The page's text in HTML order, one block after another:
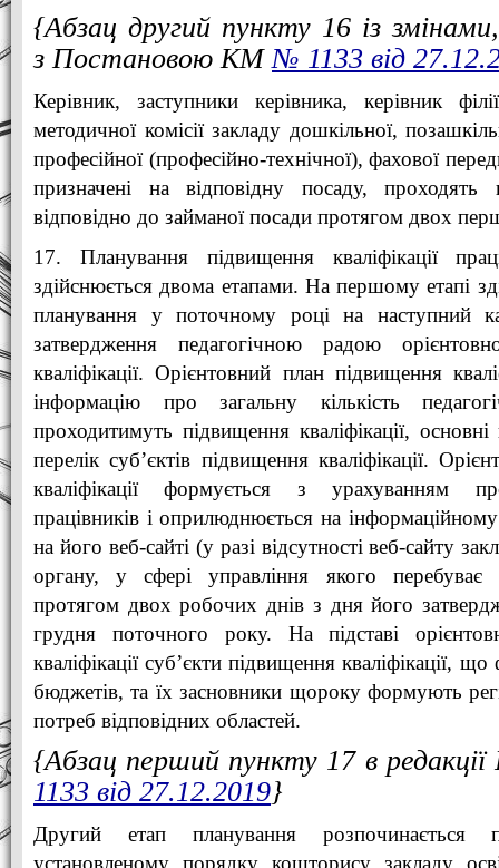
{Абзац другий пункту 16 із
з Постановою КМ№ 1133 від
Керівник, заступники керівника, керівник
методичної комісії закладу дошкільної,
професійної (професійно-технічної), фахової
призначені на відповідну посаду, проходять
відповідно до займаної посади протягом двох
17. Планування підвищення кваліфікації
здійснюється двома етапами. На першому етапі
планування у поточному році на наступний
затвердження педагогічною радою
кваліфікації. Орієнтовний план підвищення
інформацію про загальну кількість
проходитимуть підвищення кваліфікації,
перелік суб’єктів підвищення кваліфікації.
кваліфікації формується з урахуванням
працівників і оприлюднюється на інформаційному
на його веб-сайті (у разі відсутності веб-сайту
органу, у сфері управління якого перебуває
протягом двох робочих днів з дня його
грудня поточного року. На підставі
кваліфікації суб’єкти підвищення кваліфікації,
бюджетів, та їх засновники щороку формують
потреб відповідних областей.
{Абзац перший пункту 17 в
1133 від 27.12.2019}
Другий етап планування розпочинається
установленому порядку кошторису закладу